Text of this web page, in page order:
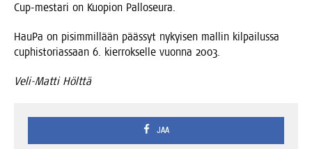
Cup-mes­ta­ri on Kuo­pion Palloseura.
Hau­Pa on pisim­mil­lään pääs­syt nykyi­sen mal­lin kil­pai­lus­sa
cup­his­to­rias­saan 6. kier­rok­sel­le vuon­na 2003.
Veli-Mat­ti Hölttä
JAA